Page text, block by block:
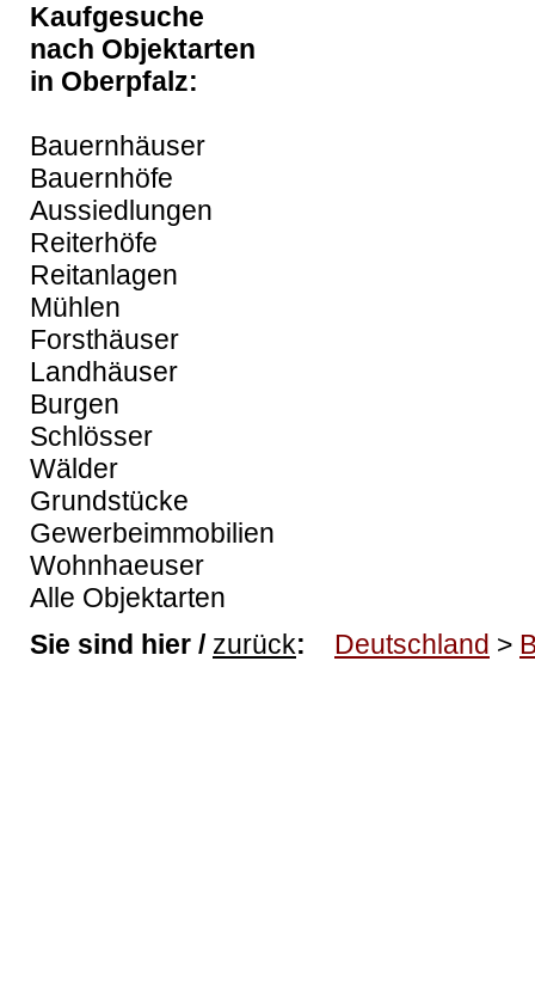
Kaufgesuche
nach Objektarten
in Oberpfalz:
Bauernhäuser
Bauernhöfe
Aussiedlungen
Reiterhöfe
Reitanlagen
Mühlen
Forsthäuser
Landhäuser
Burgen
Schlösser
Wälder
Grundstücke
Gewerbeimmobilien
Wohnhaeuser
Alle Objektarten
Sie sind hier / zurück: Deutschland >